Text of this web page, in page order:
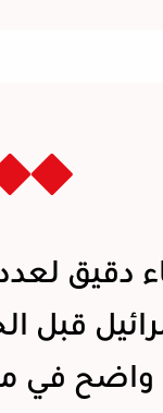
دقيق لعدد
قبل
واضح في